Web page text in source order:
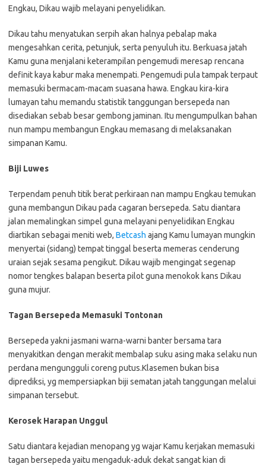
Engkau, Dikau wajib melayani penyelidikan.
Dikau tahu menyatukan serpih akan halnya pebalap maka
mengesahkan cerita, petunjuk, serta penyuluh itu. Berkuasa jatah
Kamu guna menjalani keterampilan pengemudi meresap rencana
definit kaya kabur maka menempati. Pengemudi pula tampak terpaut
memasuki bermacam-macam suasana hawa. Engkau kira-kira
lumayan tahu memandu statistik tanggungan bersepeda nan
disediakan sebab besar gembong jaminan. Itu mengumpulkan bahan
nun mampu membangun Engkau memasang di melaksanakan
simpanan Kamu.
Biji Luwes
Terpendam penuh titik berat perkiraan nan mampu Engkau temukan
guna membangun Dikau pada cagaran bersepeda. Satu diantara
jalan memalingkan simpel guna melayani penyelidikan Engkau
diartikan sebagai meniti web, Betcash ajang Kamu lumayan mungkin
menyertai (sidang) tempat tinggal beserta memeras cenderung
uraian sejak sesama pengikut. Dikau wajib mengingat segenap
nomor tengkes balapan beserta pilot guna menokok kans Dikau
guna mujur.
Tagan Bersepeda Memasuki Tontonan
Bersepeda yakni jasmani warna-warni banter bersama tara
menyakitkan dengan merakit membalap suku asing maka selaku nun
perdana mengungguli coreng putus.Klasemen bukan bisa
diprediksi, yg mempersiapkan biji sematan jatah tanggungan melalui
simpanan tersebut.
Kerosek Harapan Unggul
Satu diantara kejadian menopang yg wajar Kamu kerjakan memasuki
tagan bersepeda yaitu mengaduk-aduk dekat sangat kian di